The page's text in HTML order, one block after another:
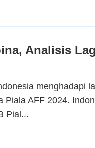
Analisis
menghadapi
Piala AFF 2024.
Pial...